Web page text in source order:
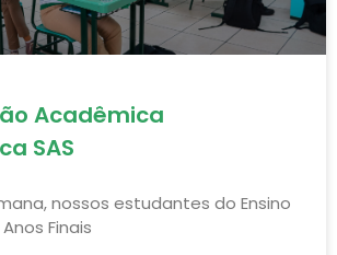
Acadêmica
SAS
nossos estudantes do Ensino
Finais